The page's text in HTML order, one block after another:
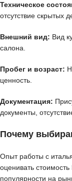
Техническое
отсутствие скрытых
Внешний вид: Вид
салона.
Пробег и возраст:
ценность.
Документация:
документы,
Почему
Опыт работы с
оценивать
популярности на